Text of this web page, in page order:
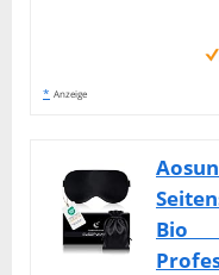
* Anzeige
Bio